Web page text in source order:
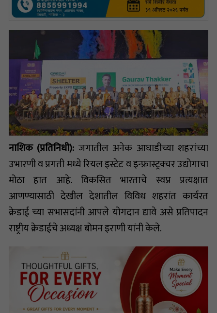
नाशिक (प्रतिनिधी): जगातील अनेक आघाडीच्या शहरांच्या
उभारणी व प्रगती मध्ये रियल इस्टेट व इन्फ्रास्ट्रक्चर उद्योगाचा
मोठा हात आहे. विकसित भारताचे स्वप्न प्रत्यक्षात
आणण्यासाठी देखील देशातील विविध शहरांत कार्यरत
क्रेडाई च्या सभासदांनी आपले योगदान द्यावे असे प्रतिपादन
राष्ट्रीय क्रेडाईचे अध्यक्ष बोमन इराणी यांनी केले.